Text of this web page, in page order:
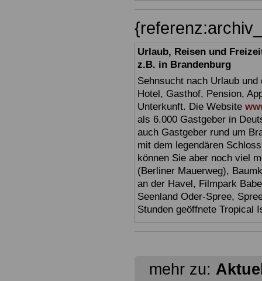
Urlaub, Reisen und
z.B. in Brandenburg
Sehnsucht nach Urlaub
Hotel, Gasthof, Pension,
Unterkunft. Die Website
als 6.000 Gastgeber in
auch Gastgeber rund um
mit dem legendären
können Sie aber noch viel
(Berliner Mauerweg),
an der Havel, Filmpark
Seenland Oder-Spree,
Stunden geöffnete Tropical
mehr zu: